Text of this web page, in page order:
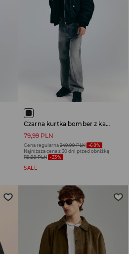
Czarna kurtka bomber z kapturem i futerkiem
79,99 PLN
Cena regularna249,99 PLN -68%
Najniższa cena z 30 dni przed obniżką
119,99 PLN -33%
SALE